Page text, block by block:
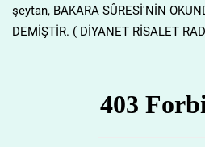
şeytan, BAKARA SÛRESİ'NİN
DEMİŞTİR. ( DİYANET RİSALET